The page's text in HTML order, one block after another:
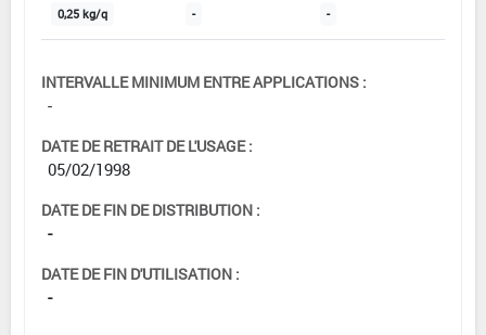
0,25 kg/q - -
INTERVALLE MINIMUM ENTRE APPLICATIONS :
-
DATE DE RETRAIT DE L'USAGE :
05/02/1998
DATE DE FIN DE DISTRIBUTION :
-
DATE DE FIN D'UTILISATION :
-